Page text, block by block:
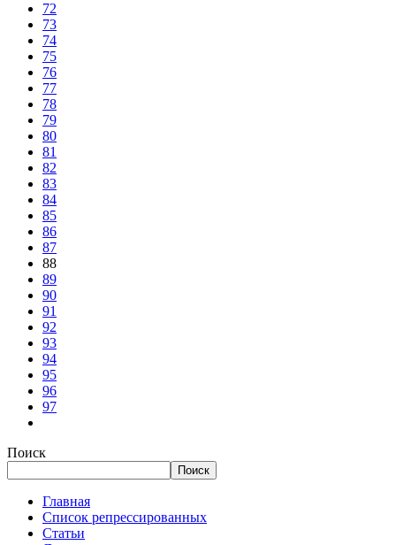
72
73
74
75
76
77
78
79
80
81
82
83
84
85
86
87
88
89
90
91
92
93
94
95
96
97
Поиск
Поиск
Главная
Список репрессированных
Статьи